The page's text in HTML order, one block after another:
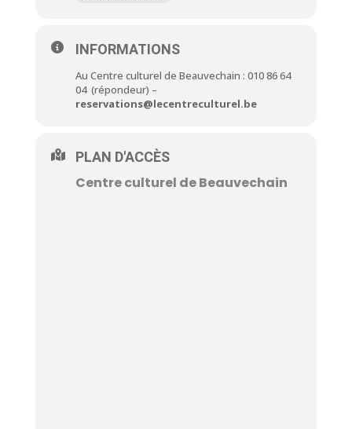
INFORMATIONS
Au Centre culturel de Beauvechain : 010 86 64
04 (répondeur) –
reservations@lecentreculturel.be
PLAN D'ACCÈS
Centre culturel de Beauvechain